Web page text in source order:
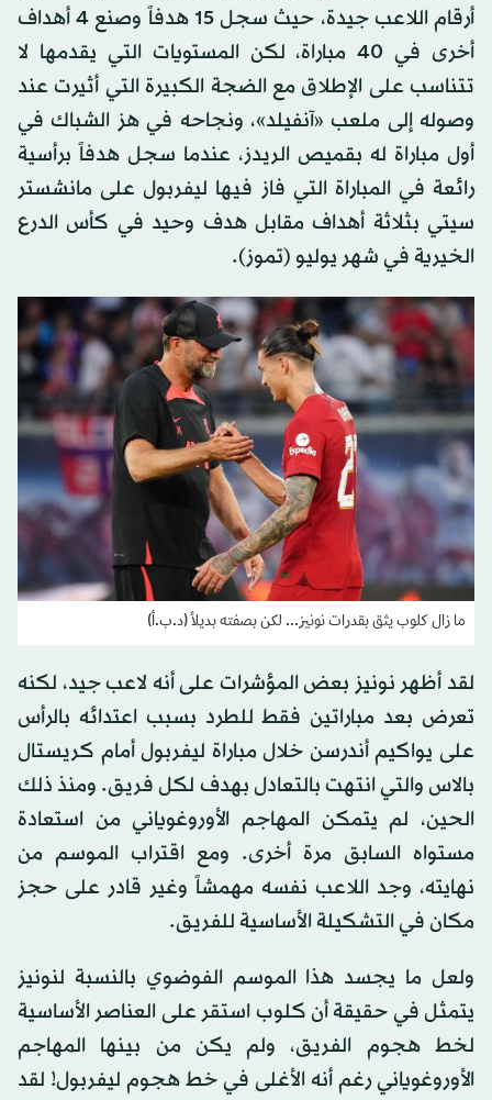
أرقام اللاعب جيدة، حيث سجل 15 هدفاً وصنع 4 أهداف
أخرى في 40 مباراة، لكن المستويات التي يقدمها لا
تتناسب على الإطلاق مع الضجة الكبيرة التي أثيرت عند
وصوله إلى ملعب «آنفيلد»، ونجاحه في هز الشباك في
أول مباراة له بقميص الريدز، عندما سجل هدفاً برأسية
رائعة في المباراة التي فاز فيها ليفربول على مانشستر
سيتي بثلاثة أهداف مقابل هدف وحيد في كأس الدرع
الخيرية في شهر يوليو (تموز).
ما زال كلوب يثق بقدرات نونيز... لكن بصفته بديلاً (د.ب.أ)
لقد أظهر نونيز بعض المؤشرات على أنه لاعب جيد، لكنه
تعرض بعد مباراتين فقط للطرد بسبب اعتدائه بالرأس
على يواكيم أندرسن خلال مباراة ليفربول أمام كريستال
بالاس والتي انتهت بالتعادل بهدف لكل فريق. ومنذ ذلك
الحين، لم يتمكن المهاجم الأوروغوياني من استعادة
مستواه السابق مرة أخرى. ومع اقتراب الموسم من
نهايته، وجد اللاعب نفسه مهمشاً وغير قادر على حجز
مكان في التشكيلة الأساسية للفريق.
ولعل ما يجسد هذا الموسم الفوضوي بالنسبة لنونيز
يتمثل في حقيقة أن كلوب استقر على العناصر الأساسية
لخط هجوم الفريق، ولم يكن من بينها المهاجم
الأوروغوياني رغم أنه الأغلى في خط هجوم ليفربول! لقد